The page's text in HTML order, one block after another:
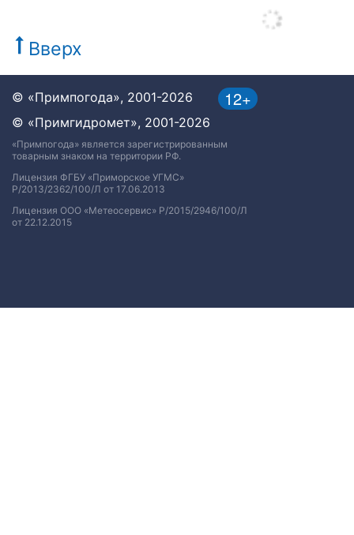
Вверх
12+
© «Примпогода», 2001-2026
© «Примгидромет», 2001-2026
«Примпогода» является зарегистрированным
товарным знаком на территории РФ.
Лицензия ФГБУ «Приморское УГМС»
Р/2013/2362/100/Л от 17.06.2013
Лицензия ООО «Метеосервис» Р/2015/2946/100/Л
от 22.12.2015